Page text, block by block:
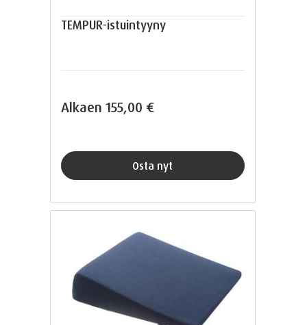
TEMPUR-istuintyyny
Alkaen 155,00 €
Osta nyt